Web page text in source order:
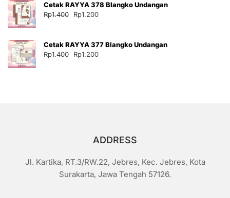
Rp1.400. adalah:
Cetak RAYYA 378 Blangko Undangan
Rp1.400
Harga
Rp1.400.
Rp1.200
adalah:
Cetak RAYYA 377 Blangko Undangan
Rp1.400
Harga
Rp1.200
ADDRESS
Jl. Kartika, RT.3/RW.22, Jebres, Kec. Jebres, Kota
Surakarta, Jawa Tengah 57126.